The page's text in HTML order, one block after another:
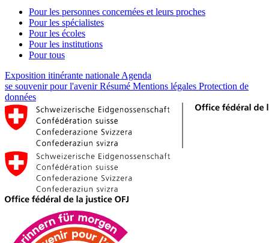
Pour les personnes concernées et leurs proches
Pour les spécialistes
Pour les écoles
Pour les institutions
Pour tous
Exposition itinérante nationale Agenda
se souvenir pour l'avenirRésumé Mentions légales Protection de
données